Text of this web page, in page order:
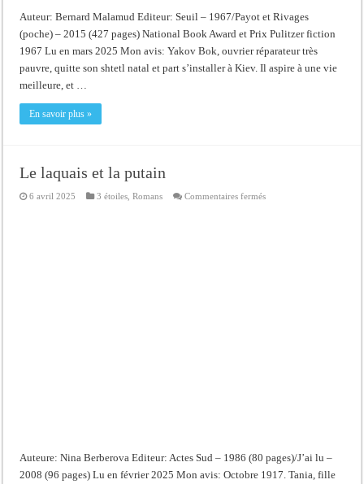
Auteur: Bernard Malamud Editeur: Seuil – 1967/Payot et Rivages
(poche) – 2015 (427 pages) National Book Award et Prix Pulitzer fiction
1967 Lu en mars 2025 Mon avis: Yakov Bok, ouvrier réparateur très
pauvre, quitte son shtetl natal et part s’installer à Kiev. Il aspire à une vie
meilleure, et …
En savoir plus »
Le laquais et la putain
6 avril 2025 3 étoiles,Romans Commentaires ferméssur
Auteure: Nina Berberova Editeur: Actes Sud – 1986 (80 pages)/J’ai lu –
2008 (96 pages) Lu en février 2025 Mon avis: Octobre 1917. Tania, fille